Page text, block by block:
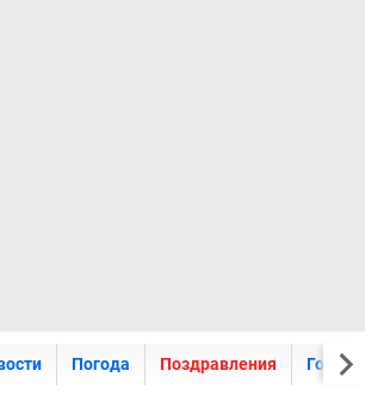
Погода Поздравления